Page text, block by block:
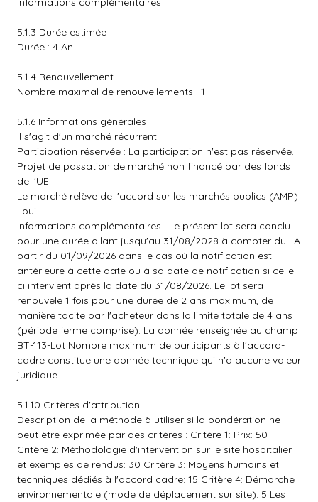
5.1.3 Durée estimée
Durée : 4 An
5.1.4 Renouvellement
Nombre maximal de renouvellements : 1
5.1.6 Informations générales
Il s'agit d'un marché récurrent
Participation réservée : La participation n'est pas réservée.
Projet de passation de marché non financé par des fonds
de l'UE
Le marché relève de l'accord sur les marchés publics (AMP)
: oui
Informations complémentaires : Le présent lot sera conclu
pour une durée allant jusqu'au 31/08/2028 à compter du : A
partir du 01/09/2026 dans le cas où la notification est
antérieure à cette date ou à sa date de notification si celle-
ci intervient après la date du 31/08/2026. Le lot sera
renouvelé 1 fois pour une durée de 2 ans maximum, de
manière tacite par l'acheteur dans la limite totale de 4 ans
(période ferme comprise). La donnée renseignée au champ
BT-113-Lot Nombre maximum de participants à l'accord-
cadre constitue une donnée technique qui n'a aucune valeur
juridique.
5.1.10 Critères d'attribution
Description de la méthode à utiliser si la pondération ne
peut être exprimée par des critères : Critère 1: Prix: 50
Critère 2: Méthodologie d'intervention sur le site hospitalier
et exemples de rendus: 30 Critère 3: Moyens humains et
techniques dédiés à l'accord cadre: 15 Critère 4: Démarche
environnementale (mode de déplacement sur site): 5 Les